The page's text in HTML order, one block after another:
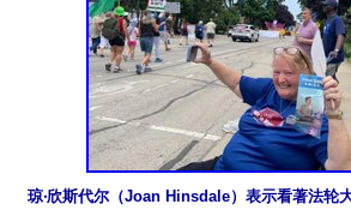
琼‧欣斯代尔（Joan Hinsdale）表示看著法轮